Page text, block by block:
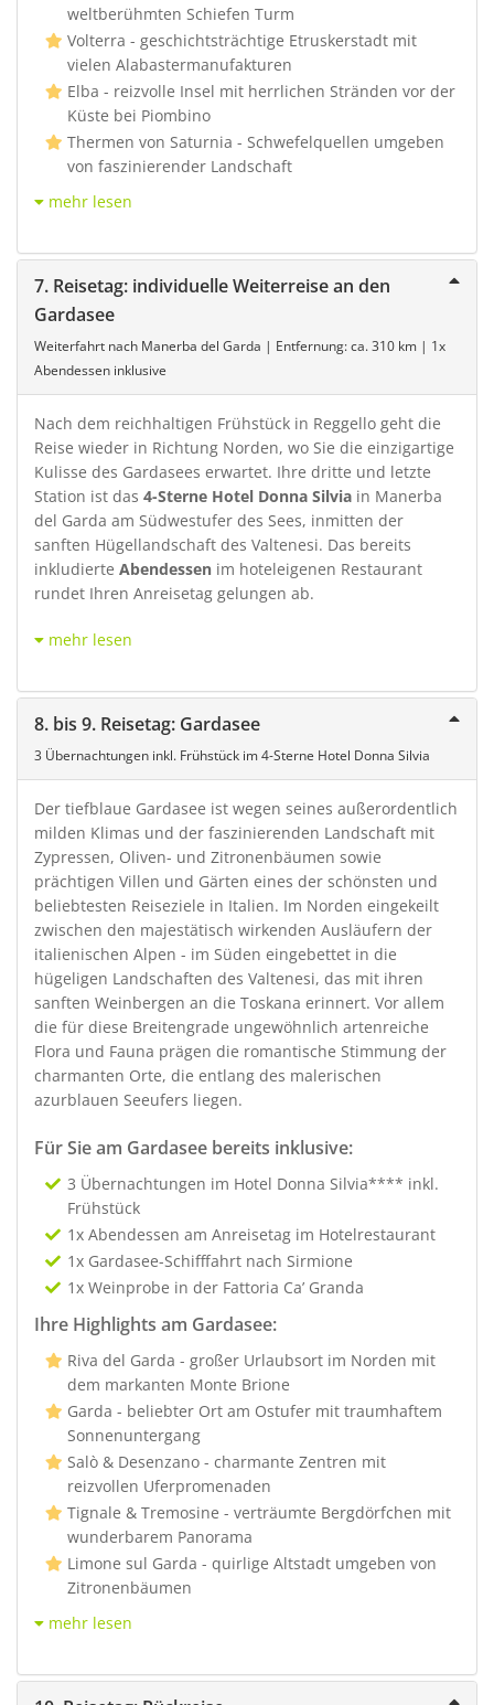
weltberühmten Schiefen Turm
Volterra - geschichtsträchtige Etruskerstadt mit
vielen Alabastermanufakturen
Elba - reizvolle Insel mit herrlichen Stränden vor der
Küste bei Piombino
Thermen von Saturnia - Schwefelquellen umgeben
von faszinierender Landschaft
mehr lesen
7. Reisetag: individuelle Weiterreise an den
Gardasee
Weiterfahrt nach Manerba del Garda | Entfernung: ca. 310 km | 1x
Abendessen inklusive
Nach dem reichhaltigen Frühstück in Reggello geht die
Reise wieder in Richtung Norden, wo Sie die einzigartige
Kulisse des Gardasees erwartet. Ihre dritte und letzte
Station ist das 4-Sterne Hotel Donna Silvia in Manerba
del Garda am Südwestufer des Sees, inmitten der
sanften Hügellandschaft des Valtenesi. Das bereits
inkludierte Abendessen im hoteleigenen Restaurant
rundet Ihren Anreisetag gelungen ab.
mehr lesen
8. bis 9. Reisetag: Gardasee
3 Übernachtungen inkl. Frühstück im 4-Sterne Hotel Donna Silvia
Der tiefblaue Gardasee ist wegen seines außerordentlich
milden Klimas und der faszinierenden Landschaft mit
Zypressen, Oliven- und Zitronenbäumen sowie
prächtigen Villen und Gärten eines der schönsten und
beliebtesten Reiseziele in Italien. Im Norden eingekeilt
zwischen den majestätisch wirkenden Ausläufern der
italienischen Alpen - im Süden eingebettet in die
hügeligen Landschaften des Valtenesi, das mit ihren
sanften Weinbergen an die Toskana erinnert. Vor allem
die für diese Breitengrade ungewöhnlich artenreiche
Flora und Fauna prägen die romantische Stimmung der
charmanten Orte, die entlang des malerischen
azurblauen Seeufers liegen.
Für Sie am Gardasee bereits inklusive:
3 Übernachtungen im Hotel Donna Silvia**** inkl.
Frühstück
1x Abendessen am Anreisetag im Hotelrestaurant
1x Gardasee-Schifffahrt nach Sirmione
1x Weinprobe in der Fattoria Ca’ Granda
Ihre Highlights am Gardasee:
Riva del Garda - großer Urlaubsort im Norden mit
dem markanten Monte Brione
Garda - beliebter Ort am Ostufer mit traumhaftem
Sonnenuntergang
Salò & Desenzano - charmante Zentren mit
reizvollen Uferpromenaden
Tignale & Tremosine - verträumte Bergdörfchen mit
wunderbarem Panorama
Limone sul Garda - quirlige Altstadt umgeben von
Zitronenbäumen
mehr lesen